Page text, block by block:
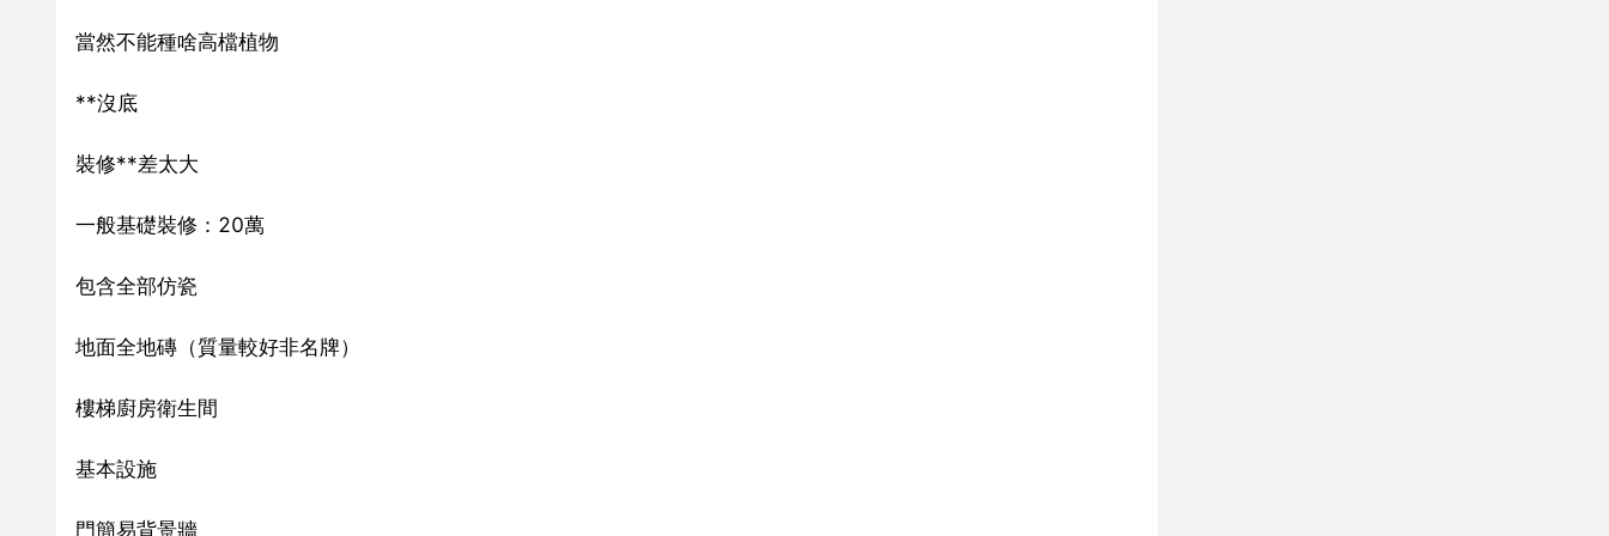
當然不能種啥高檔植物
**沒底
裝修**差太大
一般基礎裝修：20萬
包含全部仿瓷
地面全地磚（質量較好非名牌）
樓梯廚房衛生間
基本設施
門簡易背景牆